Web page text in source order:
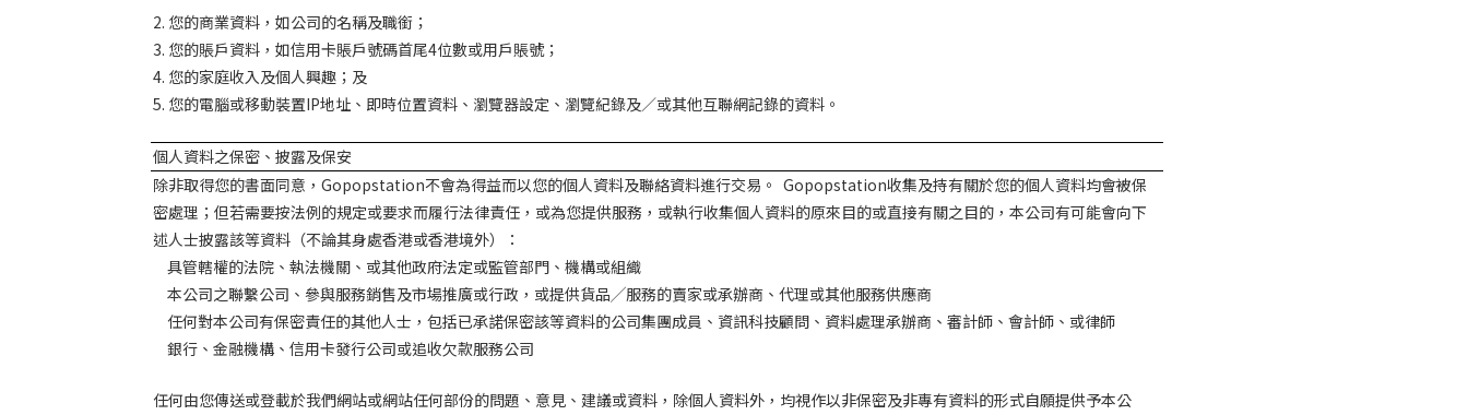
2. 您的商業資料，如公司的名稱及職銜；
3. 您的賬戶資料，如信用卡賬戶號碼首尾4位數或用戶賬號；
4. 您的家庭收入及個人興趣；及
5. 您的電腦或移動裝置IP地址、即時位置資料、瀏覽器設定、瀏覽紀錄及／或其他互聯網記錄的資料。
個人資料之保密、披露及保安
除非取得您的書面同意， Gopopstation不會為得益而以您的個人資料及聯絡資料進行交易。 Gopopstation收集及持有關於您的個人資料均會被保
密處理；但若需要按法例的規定或要求而履行法律責任，或為您提供服務，或執行收集個人資料的原來目的或直接有關之目的，本公司有可能會向下
述人士披露該等資料（不論其身處香港或香港境外）：
具管轄權的法院、執法機關、或其他政府法定或監管部門、機構或組織
本公司之聯繫公司、參與服務銷售及市場推廣或行政，或提供貨品╱服務的賣家或承辦商、代理或其他服務供應商
任何對本公司有保密責任的其他人士，包括已承諾保密該等資料的公司集團成員、資訊科技顧問、資料處理承辦商、審計師、會計師、或律師
銀行、金融機構、信用卡發行公司或追收欠款服務公司
任何由您傳送或登載於我們網站或網站任何部份的問題、意見、建議或資料，除個人資料外，均視作以非保密及非專有資料的形式自願提供予本公